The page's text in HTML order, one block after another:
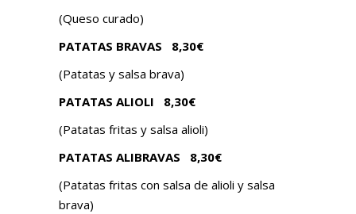
(Queso curado)
PATATAS BRAVAS 8,30€
(Patatas y salsa brava)
PATATAS ALIOLI 8,30€
(Patatas fritas y salsa alioli)
PATATAS ALIBRAVAS 8,30€
(Patatas fritas con salsa de alioli y salsa
brava)